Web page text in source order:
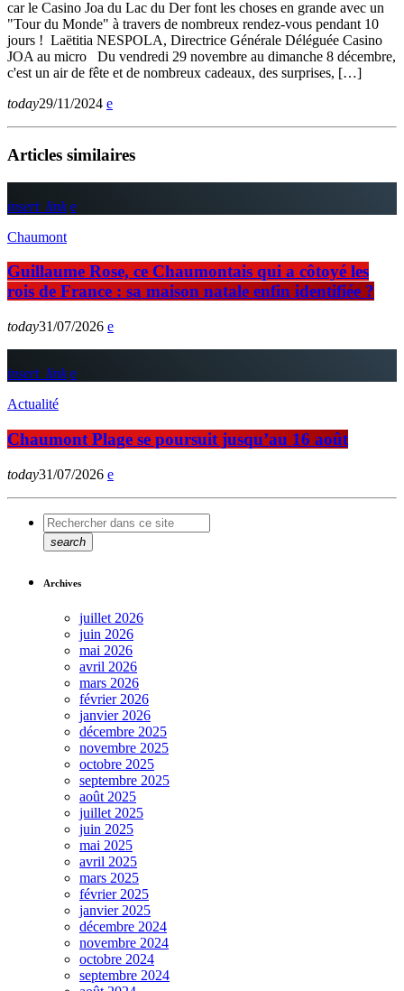
car le Casino Joa du Lac du Der font les choses en grande avec un
"Tour du Monde" à travers de nombreux rendez-vous pendant 10
jours ! Laëtitia NESPOLA, Directrice Générale Déléguée Casino
JOA au micro Du vendredi 29 novembre au dimanche 8 décembre,
c'est un air de fête et de nombreux cadeaux, des surprises, […]
today29/11/2024
Articles similaires
insert_link
Chaumont
Guillaume Rose, ce Chaumontais qui a côtoyé les
rois de France : sa maison natale enfin identifiée ?
today31/07/2026
insert_link
Actualité
Chaumont Plage se poursuit jusqu’au 16 août
today31/07/2026
search
Archives
juillet 2026
juin 2026
mai 2026
avril 2026
mars 2026
février 2026
janvier 2026
décembre 2025
novembre 2025
octobre 2025
septembre 2025
août 2025
juillet 2025
juin 2025
mai 2025
avril 2025
mars 2025
février 2025
janvier 2025
décembre 2024
novembre 2024
octobre 2024
septembre 2024